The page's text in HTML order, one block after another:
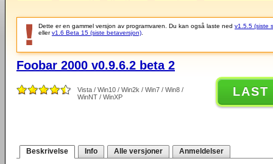
Dette er en gammel versjon av programvaren. Du kan også laste ned v1.5.5 (siste
ellerv1.6 Beta 15 (siste betaversjon)
Foobar 2000 v0.9.6.2 beta 2
Vista / Win10 / Win2k / Win7 / Win8 /
WinNT / WinXP
LAST
Beskrivelse Info Alle versjoner Anmeldelser